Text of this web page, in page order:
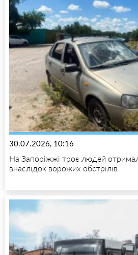
30.07.2026, 10:16
На Запоріжжі троє людей
внаслідок ворожих обстрілів